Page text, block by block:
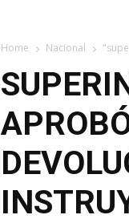
Home Nacional